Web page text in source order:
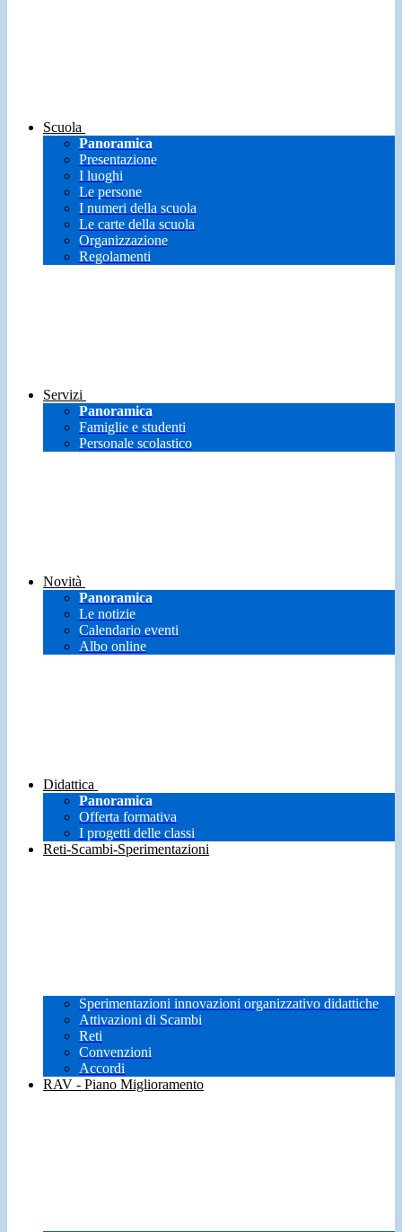
Scuola
Panoramica
Presentazione
I luoghi
Le persone
I numeri della scuola
Le carte della scuola
Organizzazione
Regolamenti
Servizi
Panoramica
Famiglie e studenti
Personale scolastico
Novità
Panoramica
Le notizie
Calendario eventi
Albo online
Didattica
Panoramica
Offerta formativa
I progetti delle classi
Reti-Scambi-Sperimentazioni
Sperimentazioni innovazioni organizzativo didattiche
Attivazioni di Scambi
Reti
Convenzioni
Accordi
RAV - Piano Miglioramento